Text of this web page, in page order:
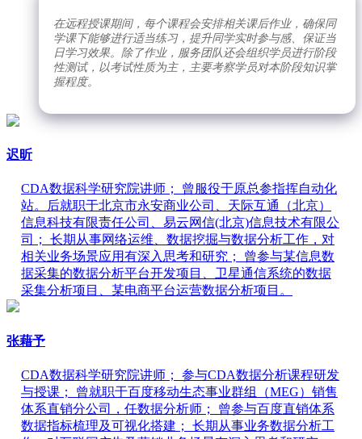
在远程授课期间，每个课程会安排相关课后作业，确保同
学课下能够进行适当练习，提升同学实时参与感、保证当
日学习效果。除了作业，服务团队还会组织学员进行阶段
性测试，以考试性质为主，主要考察学员对本阶段知识掌
握程度。
迟昕
CDA数据科学研究院讲师； 曾服役于原总参指挥自动化
站。后就职于北京市永安商业公司、天际互通（北京）
信息科技有限责任公司、易云网信(北京)信息技术有限公
司； 长期从事网络运维、数据挖掘与数据分析工作，对
相关业务场景应用有深入思考和研究； 曾参与某信息数
据采集的数据分析平台开发项目、卫星通信系统的数据
采集分析项目、某电商平台运营数据分析项目。
张藉予
CDA数据科学研究院讲师； 参与CDA数据分析课程研发
与授课； 曾就职于百度移动生态事业群组（MEG）销售
体系直销分公司，任数据分析师； 曾参与百度直销体系
数据指标梳理及可视化搭建； 长期从事业务数据分析工